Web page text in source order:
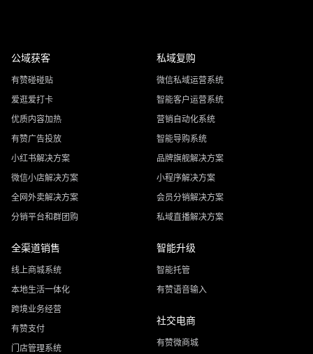
公域获客
有赞碰碰贴
爱逛爱打卡
优质内容加热
有赞广告投放
小红书解决方案
微信小店解决方案
全网外卖解决方案
分销平台和群团购
私域复购
微信私域运营系统
智能客户运营系统
营销自动化系统
智能导购系统
品牌旗舰解决方案
小程序解决方案
会员分销解决方案
私域直播解决方案
全渠道销售
线上商城系统
本地生活一体化
跨境业务经营
有赞支付
门店管理系统
智能升级
智能托管
有赞语音输入
社交电商
有赞微商城